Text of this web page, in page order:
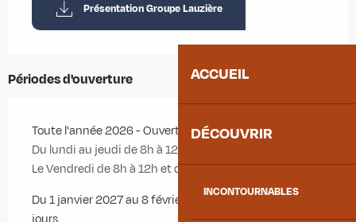
ACCUEIL
DÉCOUVRIR
INCONTOURNABLES
Présentation Groupe Lauzière
Périodes d'ouverture
Toute l'année 2026 - Ouvert tous les jours
Du lundi au jeudi de 8h à 12h et de 13h30 à 17h30
Le Vendredi de 8h à 12h et de 13h à 16h
Du 1 janvier 2027 au 8 février 2027 - Ouvert tous les